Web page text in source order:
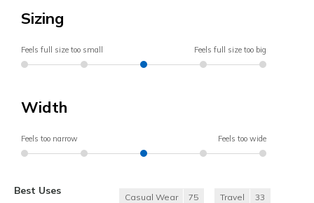
Sizing
Feels full size too small Feels full size too big
Width
Feels too narrow Feels too wide
Best Uses
Casual Wear 75 Travel 33